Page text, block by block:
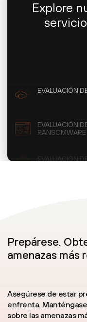
Explore
EVALUACIÓN
EVALUACIÓN
RANSOMWARE
EQUIPO
EVALUACIÓN
Prepárese.
amenazas más
Asegúrese de estar
enfrenta.
sobre las amenazas